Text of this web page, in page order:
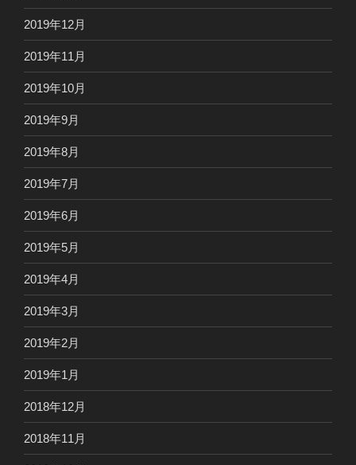
2019年12月
2019年11月
2019年10月
2019年9月
2019年8月
2019年7月
2019年6月
2019年5月
2019年4月
2019年3月
2019年2月
2019年1月
2018年12月
2018年11月